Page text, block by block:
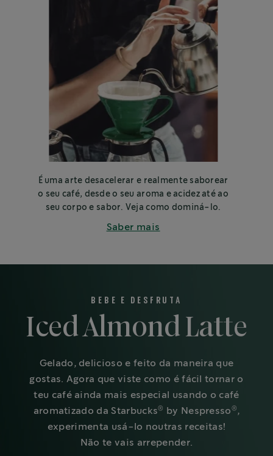
É uma arte desacelerar e realmente saborear
o seu café, desde o seu aroma e acidez até ao
seu corpo e sabor. Veja como dominá-lo.
Saber mais
BEBE E DESFRUTA
Iced Almond Latte
Gelado, delicioso e feito da maneira que
gostas. Agora que viste como é fácil tornar o
teu café ainda mais especial usando o café
aromatizado da Starbucks® by Nespresso ® ,
experimenta usá-lo noutras receitas!
Não te vais arrepender.